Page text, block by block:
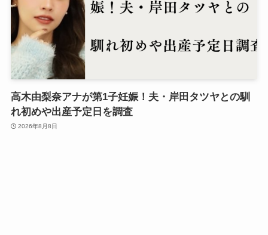
高木由梨奈アナが第1子妊娠！夫・岸田タツヤとの馴
れ初めや出産予定日を調査
2026年8月8日